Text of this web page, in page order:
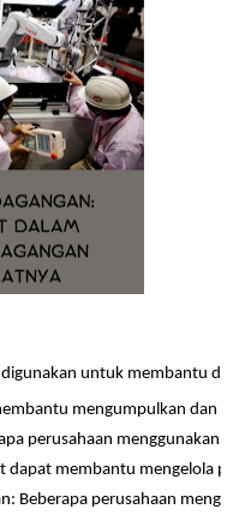
untuk membantu
mengumpulkan dan
perusahaan menggunakan
membantu mengelola
Beberapa perusahaan